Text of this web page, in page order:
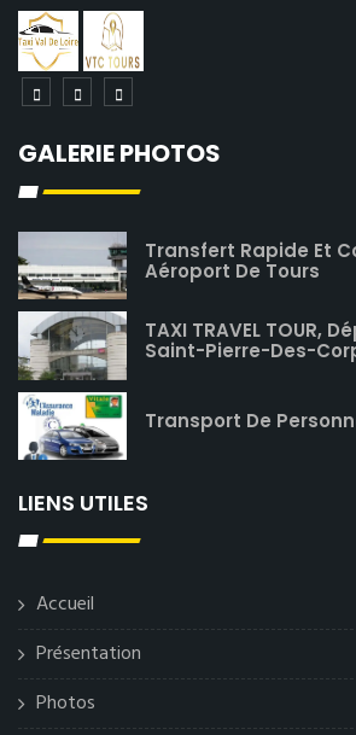
GALERIE PHOTOS
Transfert Rapide Et
Aéroport De Tours
TAXI TRAVEL TOUR,
Saint-Pierre-Des-
Transport De
LIENS UTILES
Accueil
Présentation
Photos